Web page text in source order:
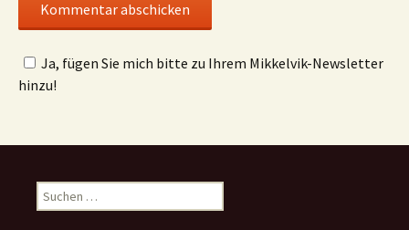
Ja, fügen Sie mich bitte zu Ihrem Mikkelvik-Newsletter
hinzu!
Suchen
nach: